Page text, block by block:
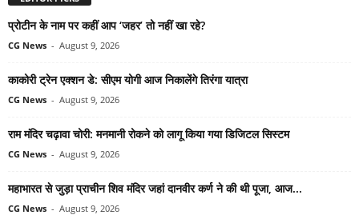
प्रोटीन के नाम पर कहीं आप ‘जहर’ तो नहीं खा रहे?
CG News - August 9, 2026
काकोरी ट्रेन एक्शन डे: सीएम योगी आज निकालेंगे तिरंगा यात्रा
CG News - August 9, 2026
राम मंदिर चढ़ावा चोरी: मनमानी रोकने को लागू किया गया डिजिटल सिस्टम
CG News - August 9, 2026
महाभारत से जुड़ा प्राचीन शिव मंदिर जहां दानवीर कर्ण ने की थी पूजा, आज...
CG News - August 9, 2026